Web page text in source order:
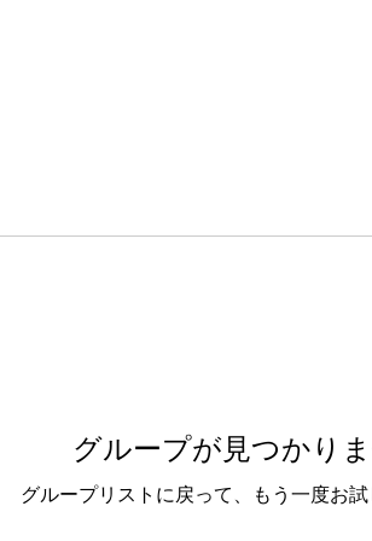
グループが見つかり
グループリストに戻って、もう一度お試